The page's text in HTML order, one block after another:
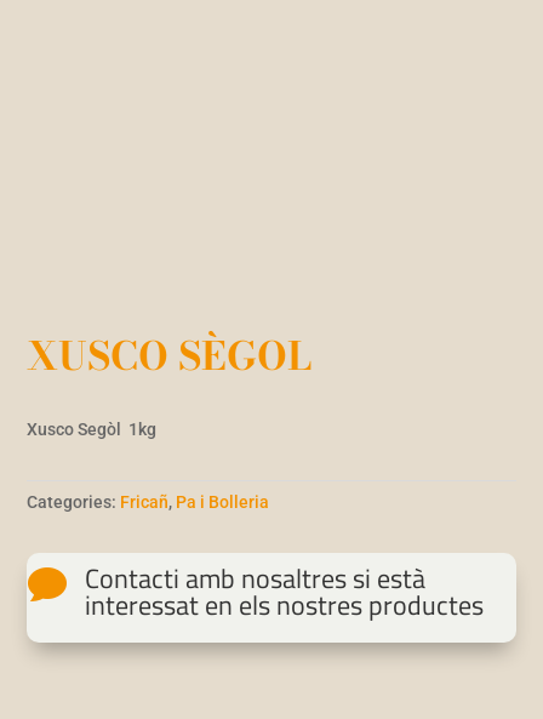
XUSCO SÈGOL
Xusco Segòl 1kg
Categories: Fricañ, Pa i Bolleria
 Contacti amb nosaltres si està
interessat en els nostres productes